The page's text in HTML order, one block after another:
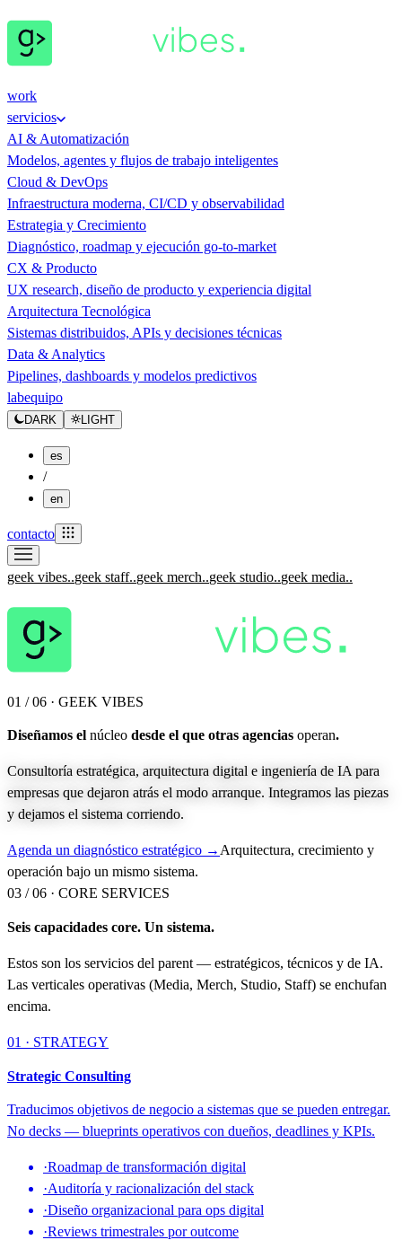
work
servicios
AI & Automatización
Modelos, agentes y flujos de trabajo inteligentes
Cloud & DevOps
Infraestructura moderna, CI/CD y observabilidad
Estrategia y Crecimiento
Diagnóstico, roadmap y ejecución go-to-market
CX & Producto
UX research, diseño de producto y experiencia digital
Arquitectura Tecnológica
Sistemas distribuidos, APIs y decisiones técnicas
Data & Analytics
Pipelines, dashboards y modelos predictivos
labequipo
DARK LIGHT
es
/
en
contacto
geek vibes..geek staff..geek merch..geek studio..geek media..
01 / 06 · GEEK VIBES
Diseñamos el núcleo desde el que otras agencias operan.
Consultoría estratégica, arquitectura digital e ingeniería de IA para
empresas que dejaron atrás el modo arranque. Integramos las piezas
y dejamos el sistema corriendo.
Agenda un diagnóstico estratégico → Arquitectura, crecimiento y
operación bajo un mismo sistema.
03 / 06 · CORE SERVICES
Seis capacidades core. Un sistema.
Estos son los servicios del parent — estratégicos, técnicos y de IA.
Las verticales operativas (Media, Merch, Studio, Staff) se enchufan
encima.
01 · STRATEGY
Strategic Consulting
Traducimos objetivos de negocio a sistemas que se pueden entregar.
No decks — blueprints operativos con dueños, deadlines y KPIs.
·Roadmap de transformación digital
·Auditoría y racionalización del stack
·Diseño organizacional para ops digital
·Reviews trimestrales por outcome